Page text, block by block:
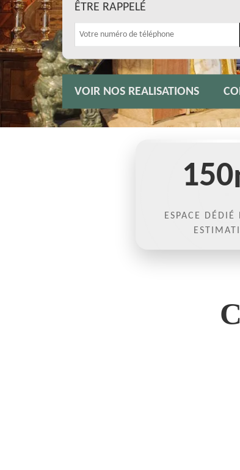
ÊTRE RAPPELÉ
VOIR NOS REALISATIONS
150
ESPACE DÉDIÉ